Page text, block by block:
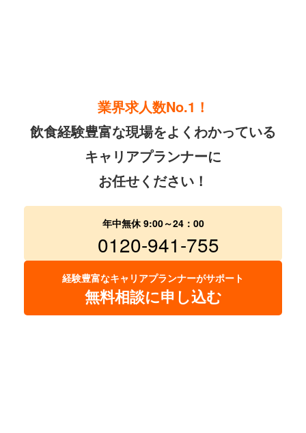
業界求人数No.1！
飲食経験豊富な現場をよくわかっている
キャリアプランナーに
お任せください！
年中無休 9:00～24：00
0120-941-755
経験豊富なキャリアプランナーがサポート
無料相談に申し込む